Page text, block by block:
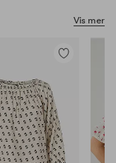
Vis mer
Legg